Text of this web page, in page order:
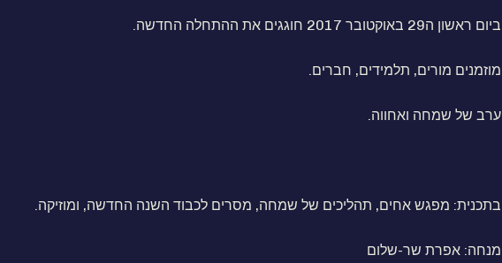
ביום ראשון ה29 באוקטובר 2017 חוגגים את ההתחלה החדשה.
מוזמנים מורים, תלמידים, חברים.
ערב של שמחה ואחווה.
בתכנית: מפגש אחים, תהליכים של שמחה, מסרים לכבוד השנה החדשה, ומוזיקה.
מנחה: אפרת שר-שלום